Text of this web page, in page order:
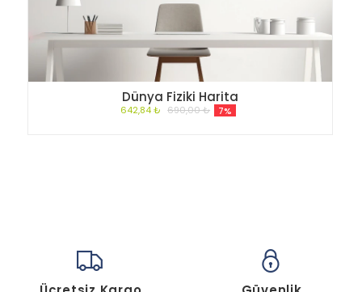
Dünya Fiziki Harita
642,84 ₺ 690,00 ₺ 7%